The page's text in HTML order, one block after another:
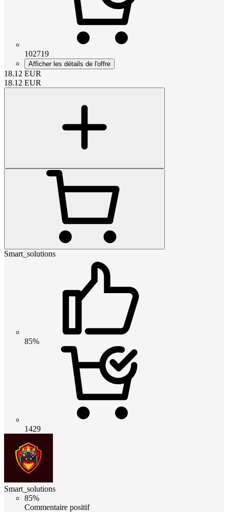
102719
Afficher les détails de l'offre
18.12 EUR
18.12 EUR
Smart_solutions
85%
1429
Smart_solutions
85%
Commentaire positif